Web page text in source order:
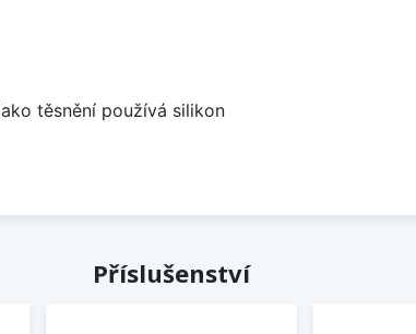
těsnění používá silikon
Příslušenství